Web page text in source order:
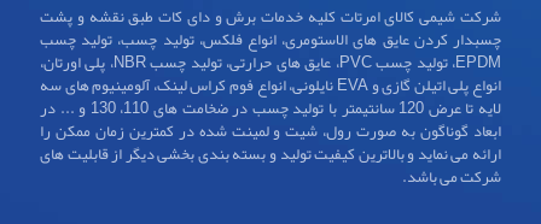
شرکت شیمی کالای امرتات کلیه خدمات برش و دای کات طبق نقشه و پشت
چسبدار کردن عایق های الاستومری، انواع فلکس، تولید چسب، تولید چسب
EPDM، تولید چسب PVC، عایق های حرارتی، تولید چسب NBR، پلی اورتان،
انواع پلی اتیلن گازی و EVA نایلونی، انواع فوم کراس لینک، آلومینیوم های سه
لایه تا عرض 120 سانتیمتر با تولید چسب در ضخامت های 110، 130 و ... در
ابعاد گوناگون به صورت رول، شیت و لمینت شده در کمترین زمان ممکن را
ارائه می نماید و بالاترین کیفیت تولید و بسته بندی بخشی دیگر از قابلیت های
شرکت می باشد.